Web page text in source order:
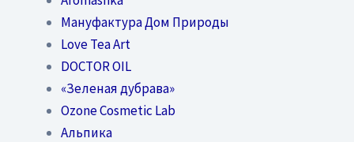
Мануфактура Дом Природы
Love Tea Art
DOCTOR OIL
«Зеленая дубрава»
Ozone Cosmetic Lab
Альпика